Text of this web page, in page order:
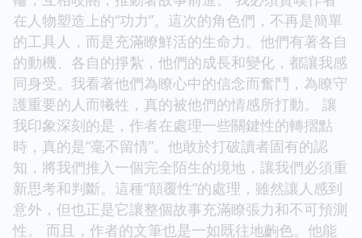
在人物塑造上的“功力”。這次的角色們，不再是簡單
的工具人，而是充滿瞭鮮活的生命力。他們有著各自
的動機、各自的掙紮，他們的成長和變化，都讓我感
同身受。我看著他們為瞭心中的信念而奮鬥，為瞭守
護重要的人而犧牲，真的被他們的情感所打動。 讓
我印象深刻的是，作者在處理一些關鍵性的轉摺點
時，真的是“毫不留情”。他敢於打破讀者固有的認
知，將我們推入一個完全陌生的境地，讓我們必須重
新思考和判斷。這種“顛覆性”的處理，雖然讓人感到
意外，但也正是它讓整個故事充滿瞭張力和不可預測
性。 而且，作者的文筆也是一如既往地齣色。他能